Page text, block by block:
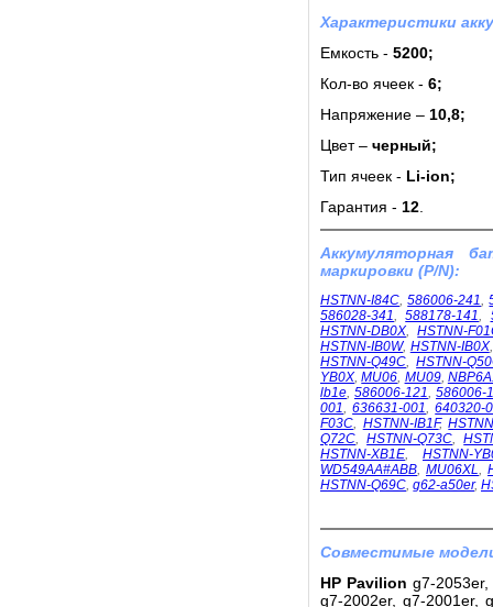
Характеристики
Емкость - 5200;
Кол-во ячеек - 6;
Напряжение – 10,8;
Цвет – черный;
Тип ячеек - Li-ion;
Гарантия - 12
Аккумуляторная
маркировки (P/N):
HSTNN-I84C,586006-241,
586028-341,588178-141,
HSTNN-DB0X,HSTNN-
HSTNN-IB0W, HSTNN-IB0X
HSTNN-Q49C,HSTNN-
YB0X,MU06, MU09,
lb1e, 586006-121, 586006-
001,636631-001,640320-
F03C, HSTNN-IB1F,
Q72C,HSTNN-Q73C,
HSTNN-XB1E, HSTNN-
WD549AA#ABB, MU06XL,
HSTNN-Q69C, g62-a50er,
Совместимые
HP Pavilion g7-
g7-2002er, g7-2001er,